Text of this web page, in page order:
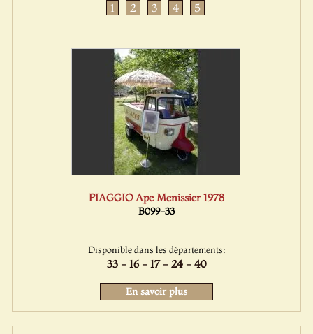
1 2 3 4 5
PIAGGIO Ape Menissier 1978
B099-33
Disponible dans les départements:
33 - 16 - 17 - 24 - 40
En savoir plus